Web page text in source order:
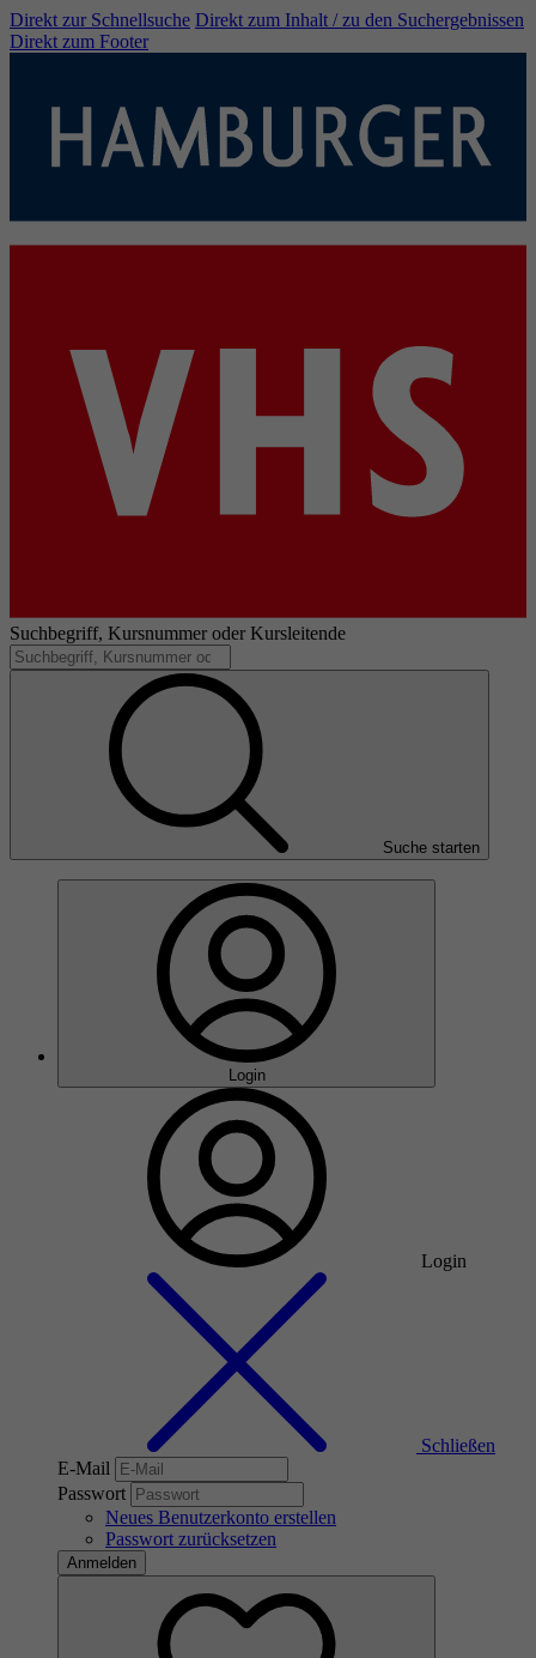
Direkt zur Schnellsuche Direkt zum Inhalt / zu den Suchergebnissen
Direkt zum Footer
Suchbegriff, Kursnummer oder Kursleitende
Suche starten
Login
Login
Schließen
E-Mail
Passwort
Neues Benutzerkonto erstellen
Passwort zurücksetzen
Anmelden